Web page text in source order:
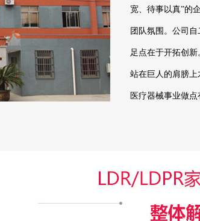
宽、待事以真”的
团队氛围。公司
足点在于开拓创
站在巨人的肩膀
医疗器械事业做点